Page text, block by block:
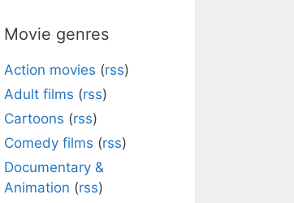
Movie genres
Action movies (rss)
Adult films (rss)
Cartoons (rss)
Comedy films (rss)
Documentary &
Animation (rss)